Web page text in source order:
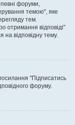
форуми,
темою", яке
тем.
отримання відповіді"
на відповідну тему.
"Підписатись
форуму.